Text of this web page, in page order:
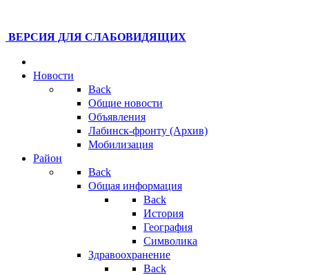
ВЕРСИЯ ДЛЯ СЛАБОВИДЯЩИХ
Новости
Back
Общие новости
Объявления
Лабинск-фронту (Архив)
Мобилизация
Район
Back
Общая информация
Back
История
География
Символика
Здравоохранение
Back